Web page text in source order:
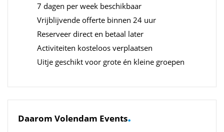
7 dagen per week beschikbaar
Vrijblijvende offerte binnen 24 uur
Reserveer direct en betaal later
Activiteiten kosteloos verplaatsen
Uitje geschikt voor grote én kleine groepen
Daarom Volendam Events.